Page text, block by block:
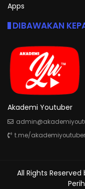
Apps
DIBAWAKAN
Akademi Youtuber
t.me/
All Rights Reserved